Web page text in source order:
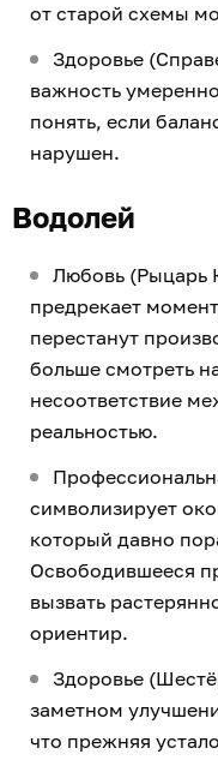
от старой схемы
Здоровье
важность
понять, если
нарушен.
Водолей
Любовь (Рыцарь
предрекает
перестанут
больше смотреть
несоответствие
реальностью.
символизирует
который давно
Освободившееся
вызвать
ориентир.
Здоровье
заметном
что прежняя